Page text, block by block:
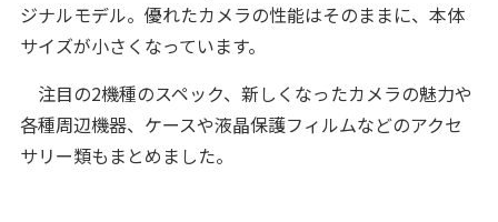
ジナルモデル。優れたカメラの性能はそのままに、本体
サイズが小さくなっています。
注目の2機種のスペック、新しくなったカメラの魅力や
各種周辺機器、ケースや液晶保護フィルムなどのアクセ
サリー類もまとめました。